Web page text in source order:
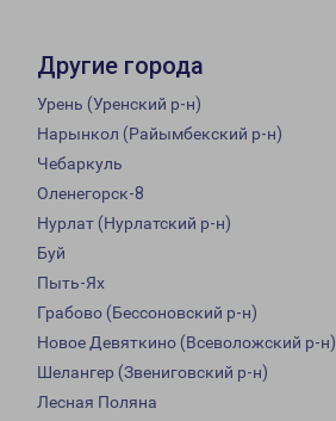
Другие города
Урень (Уренский р-н)
Нарынкол (Райымбекский р-н)
Чебаркуль
Оленегорск-8
Нурлат (Нурлатский р-н)
Буй
Пыть-Ях
Грабово (Бессоновский р-н)
Новое Девяткино (Всеволожский р-н)
Шелангер (Звениговский р-н)
Лесная Поляна